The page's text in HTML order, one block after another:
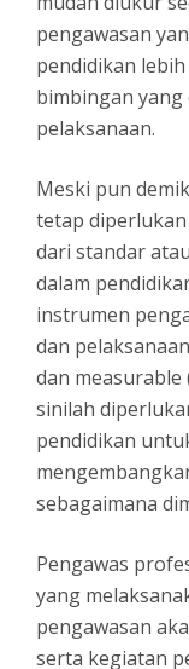
pengawasan
pendidikan
bimbingan
pelaksanaan.
Meski pun
tetap
dari standar
dalam
instrumen
dan
dan measurable
sinilah
pendidikan
sebagaimana
Pengawas
yang
pengawasan
serta kegiatan